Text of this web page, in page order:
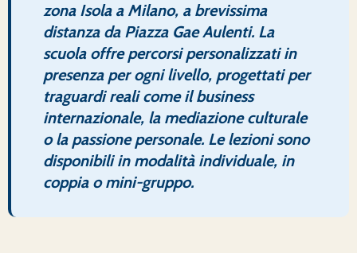
zona Isola a Milano, a brevissima
distanza da Piazza Gae Aulenti. La
scuola offre percorsi personalizzati in
presenza per ogni livello, progettati per
traguardi reali come il business
internazionale, la mediazione culturale
o la passione personale. Le lezioni sono
disponibili in modalità individuale, in
coppia o mini-gruppo.